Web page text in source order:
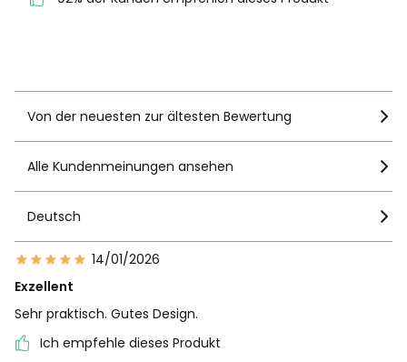
Von der neuesten zur ältesten Bewertung
Alle Kundenmeinungen ansehen
Deutsch
14/01/2026
Exzellent
Sehr praktisch. Gutes Design.
Ich empfehle dieses Produkt